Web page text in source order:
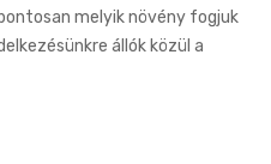
melyik növény fogjuk
állók közül a